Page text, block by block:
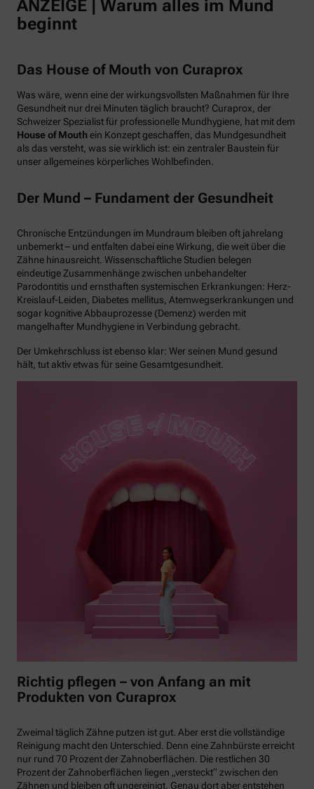
ANZEIGE | Warum alles im Mund
beginnt
Das House of Mouth von Curaprox
Was wäre, wenn eine der wirkungsvollsten Maßnahmen für Ihre
Gesundheit nur drei Minuten täglich braucht? Curaprox, der
Schweizer Spezialist für professionelle Mundhygiene, hat mit dem
House of Mouthein Konzept geschaffen, das Mundgesundheit
als das versteht, was sie wirklich ist: ein zentraler Baustein für
unser allgemeines körperliches Wohlbefinden.
Der Mund – Fundament der Gesundheit
Chronische Entzündungen im Mundraum bleiben oft jahrelang
unbemerkt – und entfalten dabei eine Wirkung, die weit über die
Zähne hinausreicht. Wissenschaftliche Studien belegen
eindeutige Zusammenhänge zwischen unbehandelter
Parodontitis und ernsthaften systemischen Erkrankungen: Herz-
Kreislauf-Leiden, Diabetes mellitus, Atemwegserkrankungen und
sogar kognitive Abbauprozesse (Demenz) werden mit
mangelhafter Mundhygiene in Verbindung gebracht.
Der Umkehrschluss ist ebenso klar: Wer seinen Mund gesund
hält, tut aktiv etwas für seine Gesamtgesundheit.
Richtig pflegen – von Anfang an mit
Produkten von Curaprox
Zweimal täglich Zähne putzen ist gut. Aber erst die vollständige
Reinigung macht den Unterschied. Denn eine Zahnbürste erreicht
nur rund 70 Prozent der Zahnoberflächen. Die restlichen 30
Prozent der Zahnoberflächen liegen „versteckt“ zwischen den
Zähnen und bleiben oft ungereinigt. Genau dort aber entstehen